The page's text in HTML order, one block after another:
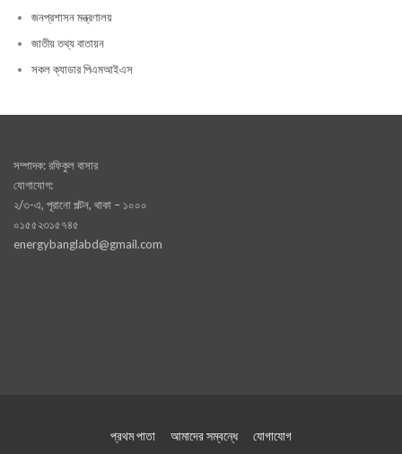
জনপ্রশাসন মন্ত্রণালয়
জাতীয় তথ্য বাতায়ন
সকল ক্যাডার পিএমআইএস
সম্পাদক: রফিকুল বাসার
যোগাযোগ:
২/৩-এ, পূরানো পল্টন, থাকা – ১০০০
০১৫৫২৩১৫৭৪৫
energybanglabd@gmail.com
প্রথম পাতা আমাদের সম্বন্ধে যোগাযোগ